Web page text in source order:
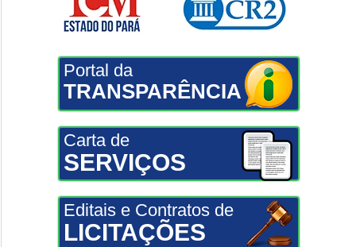
Portal da
TRANSPARÊNCIA
Carta de
SERVIÇOS
Editais e Contratos de
LICITAÇÕES